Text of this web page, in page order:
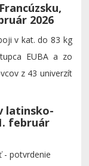
2026
v kat. do 83 kg
EUBA a zo
z 43 univerzít
latinsko-
február
- potvrdenie